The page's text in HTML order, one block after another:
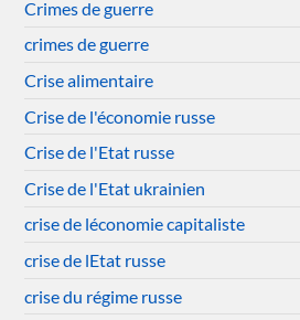
Crimes de guerre
crimes de guerre
Crise alimentaire
Crise de l'économie russe
Crise de l'Etat russe
Crise de l'Etat ukrainien
crise de léconomie capitaliste
crise de lEtat russe
crise du régime russe